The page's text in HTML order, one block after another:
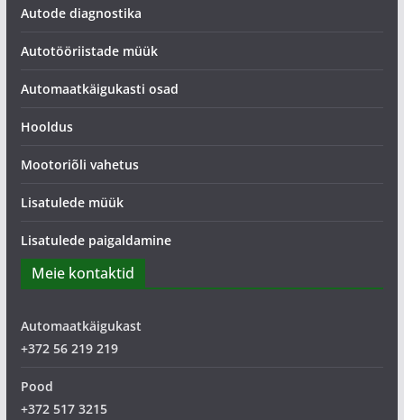
Autode diagnostika
Autotööriistade müük
Automaatkäigukasti osad
Hooldus
Mootoriõli vahetus
Lisatulede müük
Lisatulede paigaldamine
Meie kontaktid
Automaatkäigukast
+372 56 219 219
Pood
+372 517 3215